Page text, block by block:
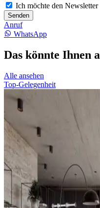
Ich möchte den Newsletter
Senden
Anruf
WhatsApp
Das könnte Ihnen
Alle ansehen
Top-Gelegenheit